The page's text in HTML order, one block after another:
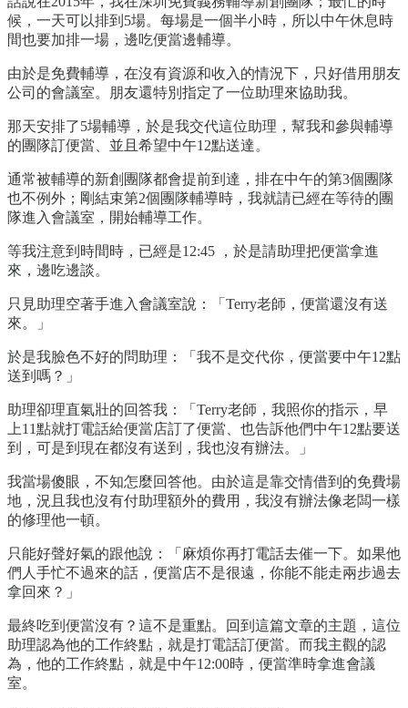
候，一天可以排到5場。每場是一個半小時，所以中午休息時
間也要加排一場，邊吃便當邊輔導。
由於是免費輔導，在沒有資源和收入的情況下，只好借用朋友
公司的會議室。朋友還特別指定了一位助理來協助我。
那天安排了5場輔導，於是我交代這位助理，幫我和參與輔導
的團隊訂便當、並且希望中午12點送達。
通常被輔導的新創團隊都會提前到達，排在中午的第3個團隊
也不例外；剛結束第2個團隊輔導時，我就請已經在等待的團
隊進入會議室，開始輔導工作。
等我注意到時間時，已經是12:45 ，於是請助理把便當拿進
來，邊吃邊談。
只見助理空著手進入會議室說：「Terry老師，便當還沒有送
來。」
於是我臉色不好的問助理：「我不是交代你，便當要中午12點
送到嗎？」
助理卻理直氣壯的回答我：「Terry老師，我照你的指示，早
上11點就打電話給便當店訂了便當、也告訴他們中午12點要送
到，可是到現在都沒有送到，我也沒有辦法。」
我當場傻眼，不知怎麼回答他。由於這是靠交情借到的免費場
地，況且我也沒有付助理額外的費用，我沒有辦法像老闆一樣
的修理他一頓。
只能好聲好氣的跟他說：「麻煩你再打電話去催一下。如果他
們人手忙不過來的話，便當店不是很遠，你能不能走兩步過去
拿回來？」
最終吃到便當沒有？這不是重點。回到這篇文章的主題，這位
助理認為他的工作終點，就是打電話訂便當。而我主觀的認
為，他的工作終點，就是中午12:00時，便當準時拿進會議
室。